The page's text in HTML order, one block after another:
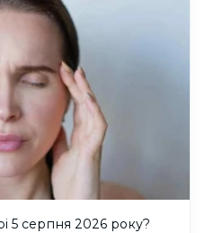
5 серпня 2026 року?